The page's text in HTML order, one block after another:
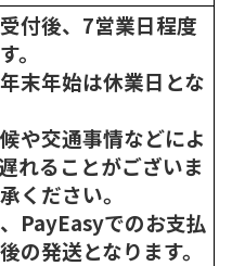
付後、7営業日程度
。
末年始は休業日とな
や交通事情などによ
れることがございま
ください。
PayEasyでのお支払
の発送となります。